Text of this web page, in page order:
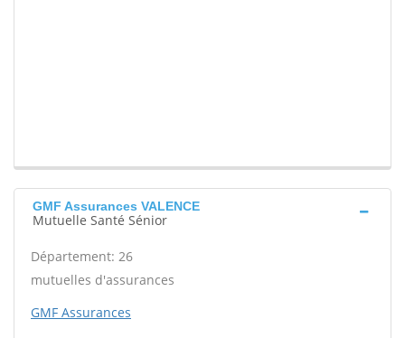
GMF Assurances VALENCE
Mutuelle Santé Sénior
Département: 26
mutuelles d'assurances
GMF Assurances